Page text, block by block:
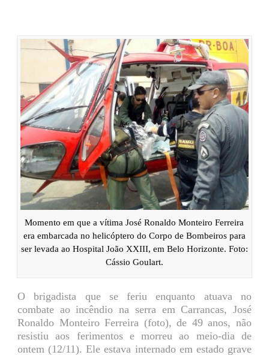
Momento em que a vítima José Ronaldo Monteiro Ferreira
era embarcada no helicóptero do Corpo de Bombeiros para
ser levada ao Hospital João XXIII, em Belo Horizonte. Foto:
Cássio Goulart.
O brigadista que se feriu enquanto atuava no
combate ao incêndio na serra em Carrancas, José
Ronaldo Monteiro Ferreira (foto), de 49 anos, não
resistiu aos ferimentos e morreu ao meio-dia de
ontem (12/11). Ele estava internado em estado grave